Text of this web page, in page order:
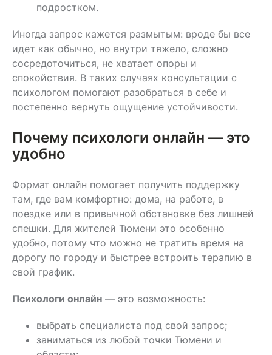
подростком.
Иногда запрос кажется размытым: вроде бы все
идет как обычно, но внутри тяжело, сложно
сосредоточиться, не хватает опоры и
спокойствия. В таких случаях консультации с
психологом помогают разобраться в себе и
постепенно вернуть ощущение устойчивости.
Почему психологи онлайн — это
удобно
Формат онлайн помогает получить поддержку
там, где вам комфортно: дома, на работе, в
поездке или в привычной обстановке без лишней
спешки. Для жителей Тюмени это особенно
удобно, потому что можно не тратить время на
дорогу по городу и быстрее встроить терапию в
свой график.
Психологи онлайн — это возможность:
выбрать специалиста под свой запрос;
заниматься из любой точки Тюмени и